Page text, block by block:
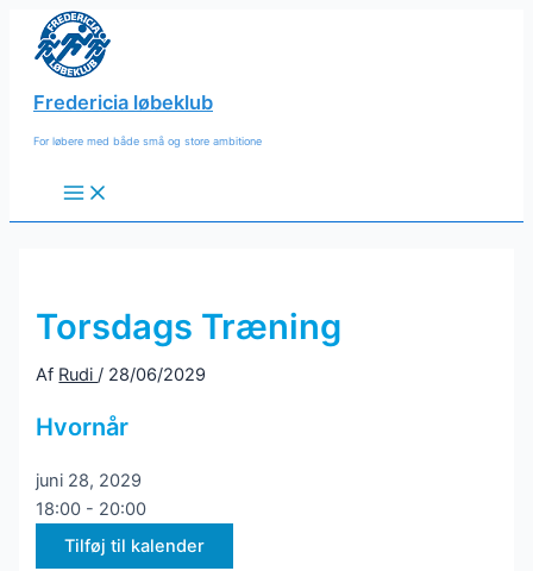
indholdet
Fredericia løbeklub
For løbere med både små og store ambitione
Main
Menu
Torsdags Træning
Af Rudi/ 28/06/2029
Hvornår
juni 28, 2029
18:00 - 20:00
Tilføj til kalender